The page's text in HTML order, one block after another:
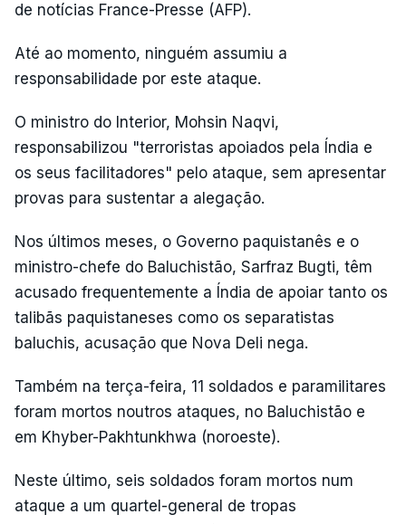
de notícias France-Presse (AFP).
Até ao momento, ninguém assumiu a
responsabilidade por este ataque.
O ministro do Interior, Mohsin Naqvi,
responsabilizou "terroristas apoiados pela Índia e
os seus facilitadores" pelo ataque, sem apresentar
provas para sustentar a alegação.
Nos últimos meses, o Governo paquistanês e o
ministro-chefe do Baluchistão, Sarfraz Bugti, têm
acusado frequentemente a Índia de apoiar tanto os
talibãs paquistaneses como os separatistas
baluchis, acusação que Nova Deli nega.
Também na terça-feira, 11 soldados e paramilitares
foram mortos noutros ataques, no Baluchistão e
em Khyber-Pakhtunkhwa (noroeste).
Neste último, seis soldados foram mortos num
ataque a um quartel-general de tropas